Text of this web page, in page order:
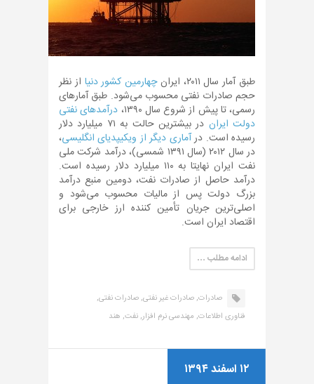
طبق آمار سال ۲۰۱۱، ایران چهارمین کشور دنیا از نظر
حجم صادرات نفتی محسوب می‌شود. طبق آمارهای
رسمی، تا پیش از شروع سال ۱۳۹۰،
درآمدهای نفتی
دولت ایران
در بیشترین حالت به ۷۱ میلیارد دلار
رسیده است. درآماری دیگر از ویکیپدیای انگلیسی،
در سال ۲۰۱۲ (سال ۱۳۹۱ شمسی)، درآمد شرکت ملی
نفت ایران نهایتا به ۱۱۰ میلیارد دلار رسیده است.
درآمد حاصل از صادرات نفت، دومین منبع درآمد
بزرگ دولت پس از مالیات محسوب می‌شود و
اصلی‌ترین جریان تأمین کننده ارز خارجی برای
اقتصاد ایران است.
ادامه مطلب …
صادرات,صادرات غیر نفتی,صادرات نفتی,
فناوری اطلاعات, مهندسی نرم افزار,نفت, هند
۱۲ اسفند ۱۳۹۴